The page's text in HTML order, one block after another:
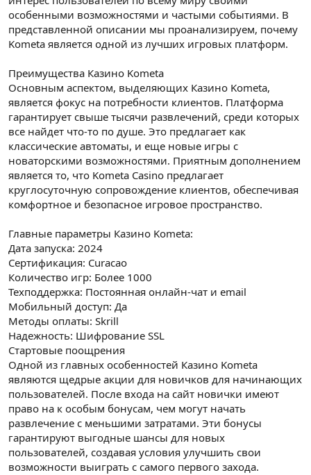
особенными возможностями и частыми событиями. В
представленной описании мы проанализируем, почему
Kometa является одной из лучших игровых платформ.
Преимущества Казино Kometa
Основным аспектом, выделяющих Казино Kometa,
является фокус на потребности клиентов. Платформа
гарантирует свыше тысячи развлечений, среди которых
все найдет что-то по душе. Это предлагает как
классические автоматы, и еще новые игры с
новаторскими возможностями. Приятным дополнением
является то, что Kometa Casino предлагает
круглосуточную сопровождение клиентов, обеспечивая
комфортное и безопасное игровое пространство.
Главные параметры Казино Kometa:
Дата запуска: 2024
Сертификация: Curacao
Количество игр: Более 1000
Техподдержка: Постоянная онлайн-чат и email
Мобильный доступ: Да
Методы оплаты: Skrill
Надежность: Шифрование SSL
Стартовые поощрения
Одной из главных особенностей Казино Kometa
являются щедрые акции для новичков для начинающих
пользователей. После входа на сайт новички имеют
право на к особым бонусам, чем могут начать
развлечение с меньшими затратами. Эти бонусы
гарантируют выгодные шансы для новых
пользователей, создавая условия улучшить свои
возможности выиграть с самого первого захода.